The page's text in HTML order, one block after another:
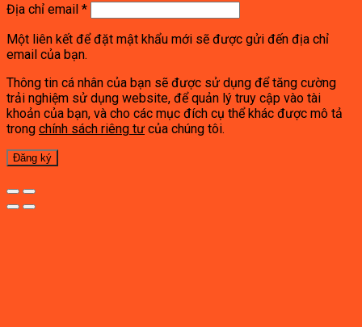
Địa chỉ email *
Một liên kết để đặt mật khẩu mới sẽ được gửi đến địa chỉ
email của bạn.
Thông tin cá nhân của bạn sẽ được sử dụng để tăng cường
trải nghiệm sử dụng website, để quản lý truy cập vào tài
khoản của bạn, và cho các mục đích cụ thể khác được mô tả
trong chính sách riêng tư của chúng tôi.
Đăng ký